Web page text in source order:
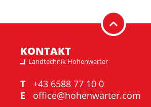
KONTAKT
Landtechnik Hohenwarter
T
+43 6588 77 10 0
E
office@hohenwarter.com